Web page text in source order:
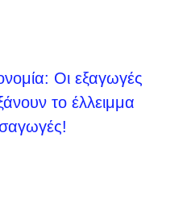
Οι εξαγωγές
το έλλειμμα